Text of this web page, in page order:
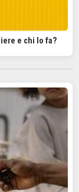
e chi lo fa?